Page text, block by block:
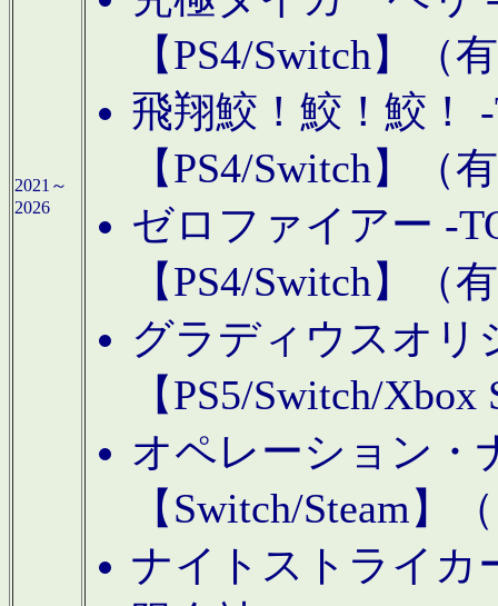
2021～
2026
【PS4/Switch】（
飛翔鮫！鮫！鮫！
【PS4/Switch】（
ゼロファイアー -
【PS4/Switch】（
グラディウスオリ
【PS5/Switch/
オペレーション・
【Switch/Steam】
ナイトストライカ